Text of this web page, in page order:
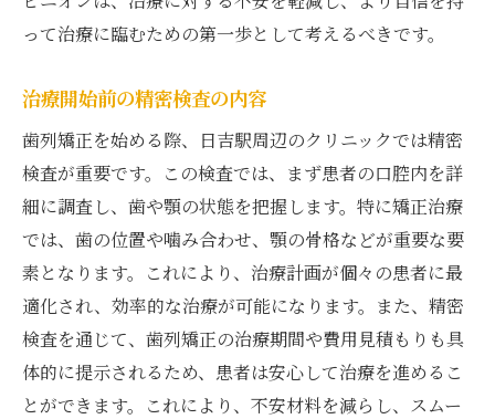
って治療に臨むための第一歩として考えるべきです。
治療開始前の精密検査の内容
歯列矯正を始める際、日吉駅周辺のクリニックでは精密
検査が重要です。この検査では、まず患者の口腔内を詳
細に調査し、歯や顎の状態を把握します。特に矯正治療
では、歯の位置や噛み合わせ、顎の骨格などが重要な要
素となります。これにより、治療計画が個々の患者に最
適化され、効率的な治療が可能になります。また、精密
検査を通じて、歯列矯正の治療期間や費用見積もりも具
体的に提示されるため、患者は安心して治療を進めるこ
とができます。これにより、不安材料を減らし、スムー